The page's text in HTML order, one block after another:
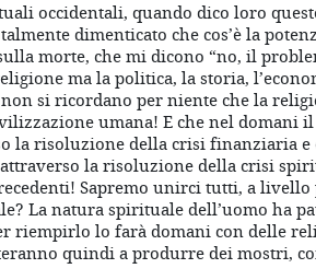
occidentali, quando dico loro
dimenticato che cos’è la
morte, che mi dicono “no, il
ma la politica, la storia,
si ricordano per niente che la
umana! E che nel domani
la risoluzione della crisi finanziaria e
la risoluzione della crisi
Sapremo unirci tutti, a
La natura spirituale dell’uomo ha
riempirlo lo farà domani con delle
quindi a produrre dei mostri,